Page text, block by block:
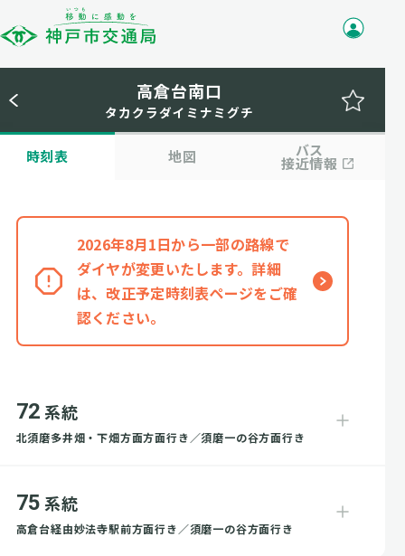
高倉台南口
タカクラダイミナミグチ
時刻表 地図 バス
接近情報
2026年8月1日から一部の路線で
ダイヤが変更いたします。詳細
は、改正予定時刻表ページをご確
認ください。
72 系統
北須磨多井畑・下畑方面方面行き／須磨一の谷方面行き
75 系統
高倉台経由妙法寺駅前方面行き／須磨一の谷方面行き